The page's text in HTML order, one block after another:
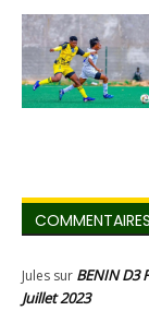
Jules sur BENIN D3
Juillet 2023